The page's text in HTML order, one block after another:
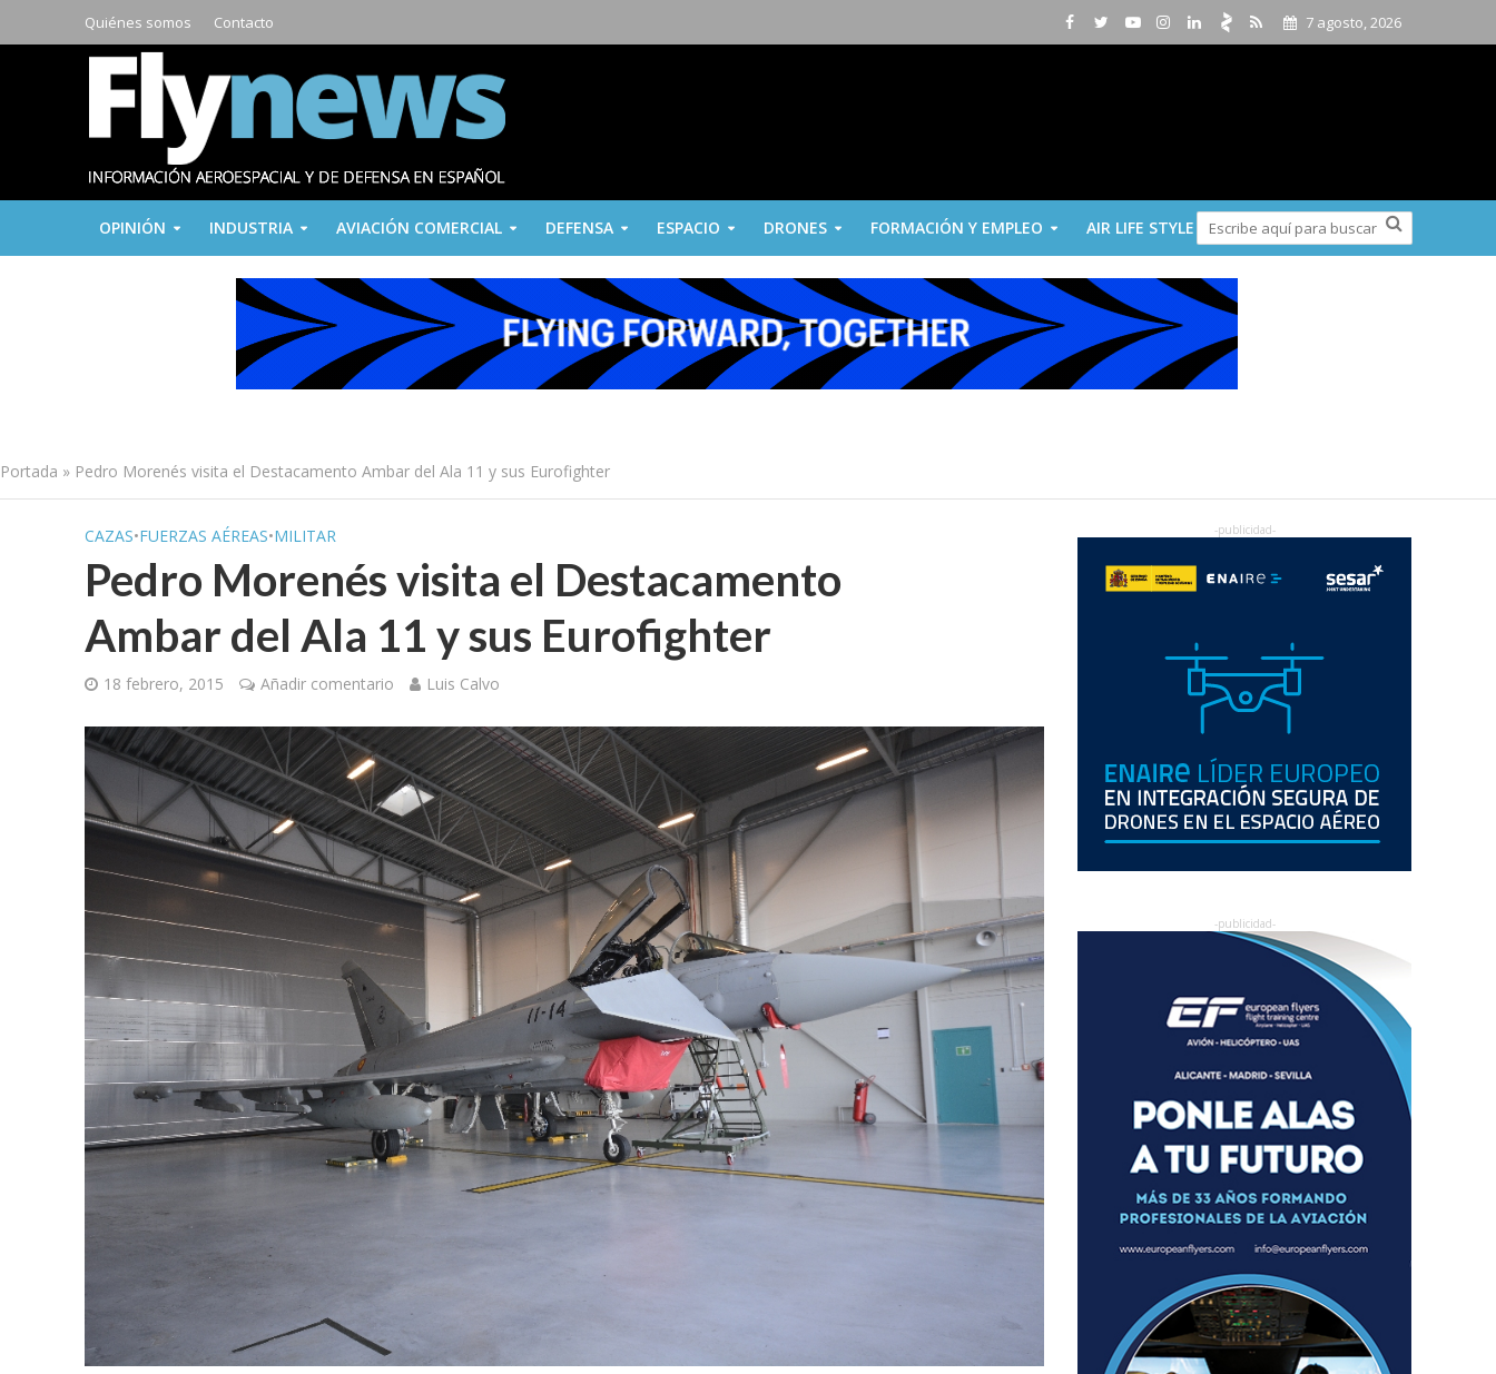
Quiénes somos Contacto 7 agosto, 2026
OPINIÓN INDUSTRIA AVIACIÓN COMERCIAL DEFENSA ESPACIO DRONES FORMACIÓN Y EMPLEO AIR LIFE STYLE
Portada » Pedro Morenés visita el Destacamento Ambar del Ala 11 y sus Eurofighter
CAZAS•FUERZAS AÉREAS•MILITAR
Pedro Morenés visita el Destacamento
Ambar del Ala 11 y sus Eurofighter
18 febrero, 2015 Añadir comentario Luis Calvo